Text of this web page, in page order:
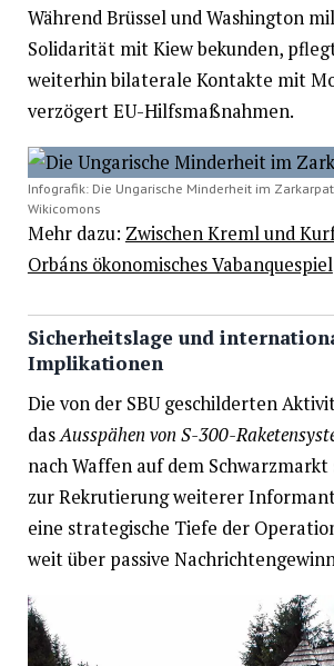
Während Brüssel und Washington
Solidarität mit Kiew bekunden,
weiterhin bilaterale Kontakte mit
verzögert EU-Hilfsmaßnahmen.
Infografik: Die Ungarische Minderheit im
Wikicomons
Mehr dazu: Zwischen Kreml und
Orbáns ökonomisches Vabanquespiel
Sicherheitslage und
Implikationen
Die von der SBU geschilderten
dasAusspähen von S-300-
nach Waffen auf dem Schwarzmarkt
zur Rekrutierung weiterer
eine strategische Tiefe der
weit über passive